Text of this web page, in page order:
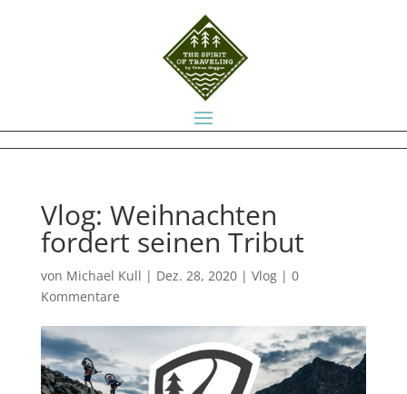
Vlog: Weihnachten
fordert seinen Tribut
von Michael Kull | Dez. 28, 2020| Vlog| 0
Kommentare